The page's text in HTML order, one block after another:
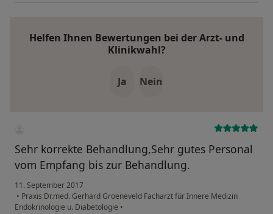
Helfen Ihnen Bewertungen bei der Arzt- und
Klinikwahl?
Ja Nein
Sehr korrekte Behandlung,Sehr gutes Personal
vom Empfang bis zur Behandlung.
11. September 2017
• Praxis Dr.med. Gerhard Groeneveld Facharzt für Innere Medizin
Endokrinologie u. Diabetologie •